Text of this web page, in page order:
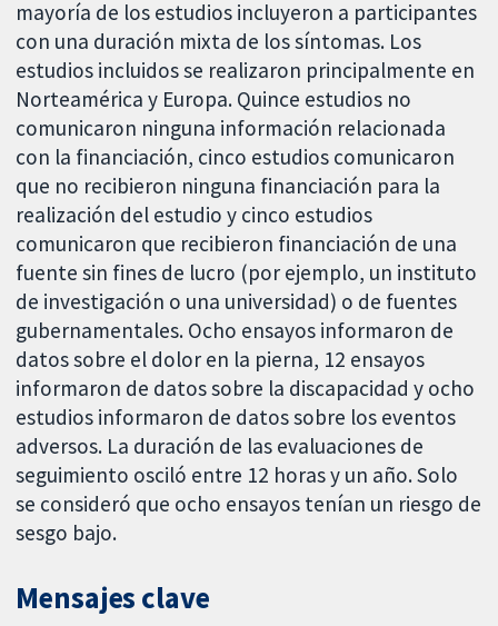
mayoría de los estudios incluyeron a participantes
con una duración mixta de los síntomas. Los
estudios incluidos se realizaron principalmente en
Norteamérica y Europa. Quince estudios no
comunicaron ninguna información relacionada
con la financiación, cinco estudios comunicaron
que no recibieron ninguna financiación para la
realización del estudio y cinco estudios
comunicaron que recibieron financiación de una
fuente sin fines de lucro (por ejemplo, un instituto
de investigación o una universidad) o de fuentes
gubernamentales. Ocho ensayos informaron de
datos sobre el dolor en la pierna, 12 ensayos
informaron de datos sobre la discapacidad y ocho
estudios informaron de datos sobre los eventos
adversos. La duración de las evaluaciones de
seguimiento osciló entre 12 horas y un año. Solo
se consideró que ocho ensayos tenían un riesgo de
sesgo bajo.
Mensajes clave